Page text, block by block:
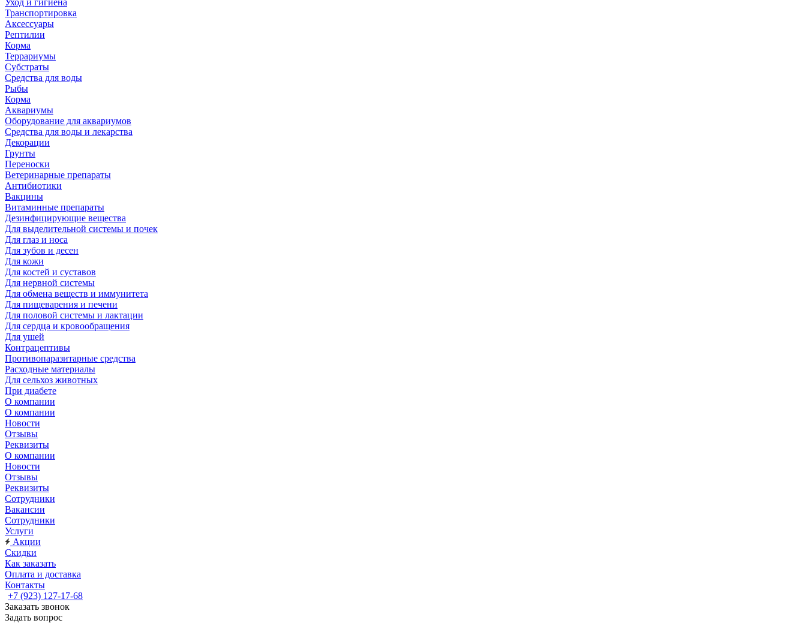
Уход и гигиена
Транспортировка
Аксессуары
Рептилии
Корма
Террариумы
Субстраты
Средства для воды
Рыбы
Корма
Аквариумы
Оборудование для аквариумов
Средства для воды и лекарства
Декорации
Грунты
Переноски
Ветеринарные препараты
Антибиотики
Вакцины
Витаминные препараты
Дезинфицирующие вещества
Для выделительной системы и почек
Для глаз и носа
Для зубов и десен
Для кожи
Для костей и суставов
Для нервной системы
Для обмена веществ и иммунитета
Для пищеварения и печени
Для половой системы и лактации
Для сердца и кровообращения
Для ушей
Контрацептивы
Противопаразитарные средства
Расходные материалы
Для сельхоз животных
При диабете
О компании
О компании
Новости
Отзывы
Реквизиты
О компании
Новости
Отзывы
Реквизиты
Сотрудники
Вакансии
Сотрудники
Услуги
Акции
Скидки
Как заказать
Оплата и доставка
Контакты
+7 (923) 127-17-68
Заказать звонок
Задать вопрос